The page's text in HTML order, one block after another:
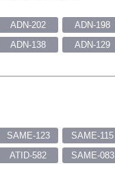
ADN-202 ADN-198
ADN-138 ADN-129
SAME-123 SAME-115
ATID-582 SAME-083